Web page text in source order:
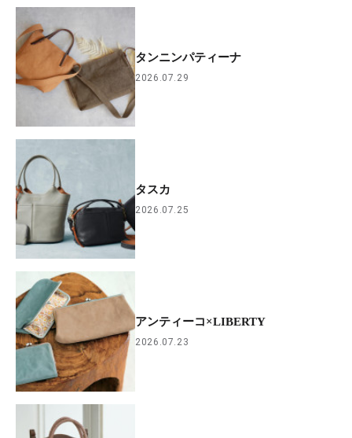
タンニンパティーナ
2026.07.29
タスカ
2026.07.25
アンティーコ×LIBERTY
2026.07.23